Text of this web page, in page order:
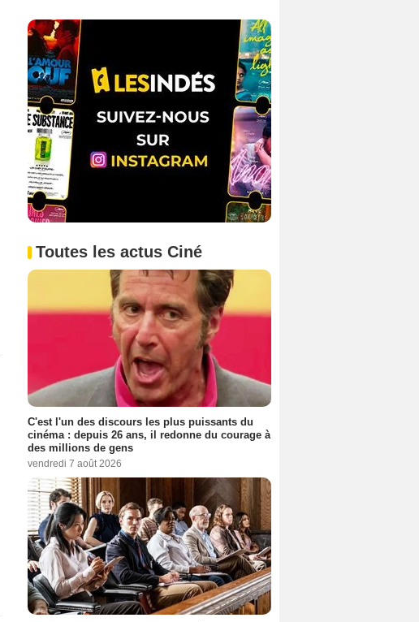
Toutes les actus Ciné
C'est l'un des discours les plus puissants du
cinéma : depuis 26 ans, il redonne du courage à
des millions de gens
vendredi 7 août 2026